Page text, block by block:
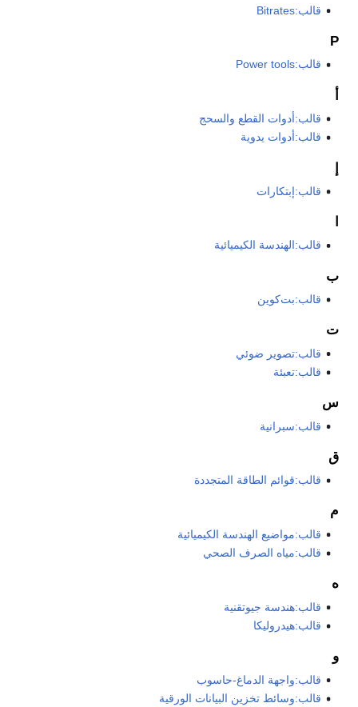
قالب:Bitrates
P
قالب:Power tools
قالب:أدوات القطع والسحج
قالب:أدوات يدوية
قالب:إبتكارات
قالب:الهندسة الكيميائية
ب
قالب:بت‌كوين
ت
قالب:تصوير ضوئي
قالب:تعبئة
س
قالب:سبرانية
ق
قالب:قوائم الطاقة المتجددة
م
قالب:مواضيع الهندسة الكيميائية
قالب:مياه الصرف الصحي
ه
قالب:هندسة جيوتقنية
قالب:هيدروليكا
و
قالب:واجهة الدماغ-حاسوب
قالب:وسائط تخزين البيانات الورقية